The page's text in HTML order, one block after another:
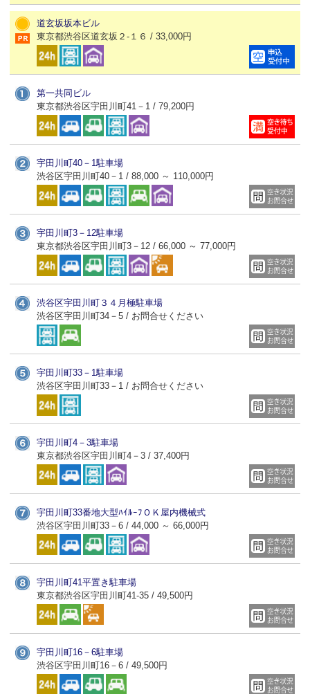
道玄坂坂本ビル
東京都渋谷区道玄坂２-１６ / 33,000円
第一共同ビル
東京都渋谷区宇田川町41－1 / 79,200円
宇田川町40－1駐車場
渋谷区宇田川町40－1 / 88,000 ～ 110,000円
宇田川町3－12駐車場
東京都渋谷区宇田川町3－12 / 66,000 ～ 77,000円
渋谷区宇田川町３４月極駐車場
渋谷区宇田川町34－5 / お問合せください
宇田川町33－1駐車場
渋谷区宇田川町33－1 / お問合せください
宇田川町4－3駐車場
東京都渋谷区宇田川町4－3 / 37,400円
宇田川町33番地大型ﾊｲﾙｰﾌＯＫ屋内機械式
渋谷区宇田川町33－6 / 44,000 ～ 66,000円
宇田川町41平置き駐車場
東京都渋谷区宇田川町41‐35 / 49,500円
宇田川町16－6駐車場
渋谷区宇田川町16－6 / 49,500円